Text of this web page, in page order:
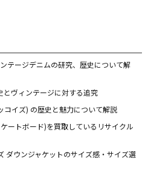
テージデニムの研究、歴史について解
とヴィンテージに対する追究
コイズ) の歴史と魅力について解説
ートボード)を買取しているリサイクル
ダウンジャケットのサイズ感・サイズ選